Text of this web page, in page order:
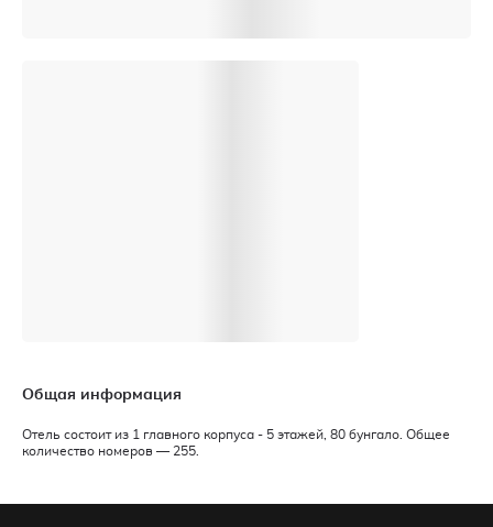
Общая информация
Отель состоит из 1 главного корпуса - 5 этажей, 80 бунгало. Общее
количество номеров — 255.